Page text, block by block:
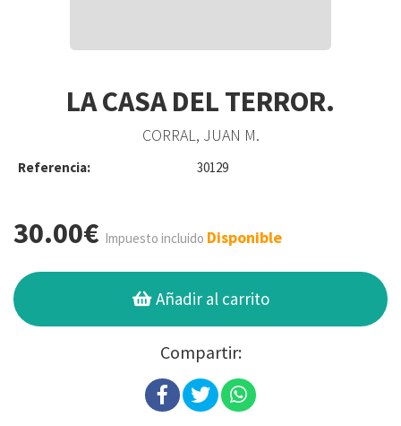
LA CASA DEL TERROR.
CORRAL, JUAN M.
Referencia: 30129
30.00€ Impuesto incluido Disponible
Añadir al carrito
Compartir: